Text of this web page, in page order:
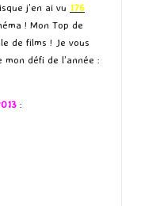
j’en ai vu 176
! Mon Top de
de films ! Je vous
défi de l’année :
: